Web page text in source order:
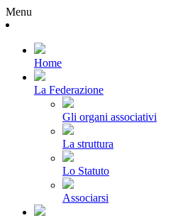
Menu
Home
La Federazione
Gli organi associativi
La struttura
Lo Statuto
Associarsi